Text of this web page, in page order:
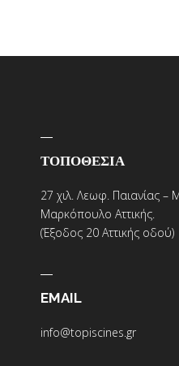
ΤΟΠΟΘΕΣΙΑ
27 χιλ. Λεωφ. Παιανίας
Μαρκόπουλο Αττικής.
(Έξοδος 20 Αττικής οδού)
EMAIL
info@topiscines.gr